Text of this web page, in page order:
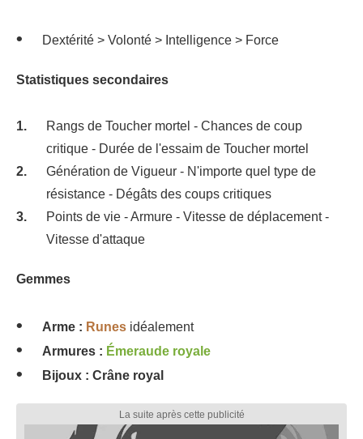
Dextérité > Volonté > Intelligence > Force
Statistiques secondaires
Rangs de Toucher mortel - Chances de coup
critique - Durée de l'essaim de Toucher mortel
Génération de Vigueur - N'importe quel type de
résistance - Dégâts des coups critiques
Points de vie - Armure - Vitesse de déplacement -
Vitesse d'attaque
Gemmes
Arme : Runes idéalement
Armures : Émeraude royale
Bijoux : Crâne royal